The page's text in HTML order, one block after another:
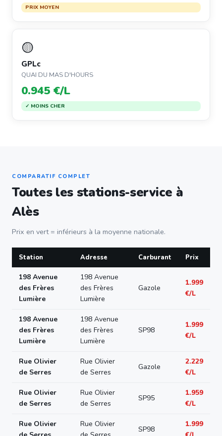
PRIX MOYEN
🟡
GPLc
QUAI DU MAS D'HOURS
0.945 €/L
✓ MOINS CHER
COMPARATIF COMPLET
Toutes les stations-service à
Alès
Prix en vert = inférieurs à la moyenne nationale.
Station Adresse Carburant Prix
198 Avenue
des Frères
Lumière
198 Avenue
des Frères
Lumière
Gazole
1.999
€/L
198 Avenue
des Frères
Lumière
198 Avenue
des Frères
Lumière
SP98
1.999
€/L
Rue Olivier
de Serres
Rue Olivier
de Serres
Gazole
2.229
€/L
Rue Olivier
de Serres
Rue Olivier
de Serres
SP95
1.959
€/L
Rue Olivier
Rue Olivier
SP98
1.999